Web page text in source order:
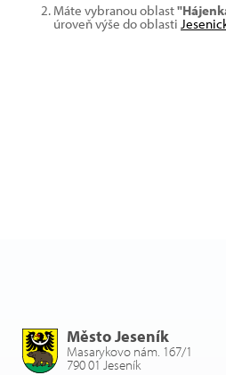
Máte vybranou oblast
úroveň výše do oblasti
Město Jeseník
Masarykovo nám. 167/1
790 01 Jeseník